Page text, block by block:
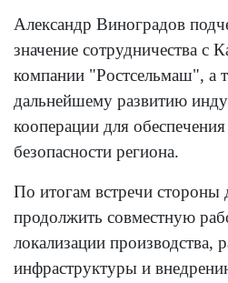
Александр Виноградов
значение сотрудничества с
компании "Ростсельмаш", а
дальнейшему развитию
кооперации для
безопасности региона.
По итогам встречи стороны
продолжить совместную
локализации производства,
инфраструктуры и